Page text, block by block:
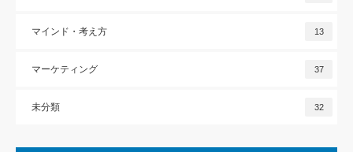
マインド・考え方 13
マーケティング 37
未分類 32